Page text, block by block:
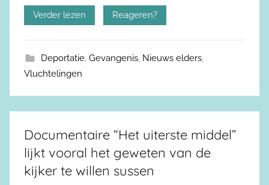
Verder lezen Reageren?
Deportatie, Gevangenis, Nieuws elders,
Vluchtelingen
Documentaire “Het uiterste middel”
lijkt vooral het geweten van de
kijker te willen sussen